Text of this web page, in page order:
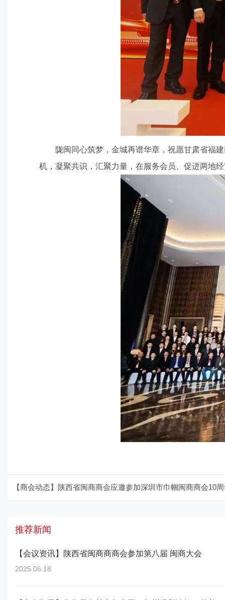
陇闽同心筑梦，金城再谱华章，祝愿甘肃省福
机，凝聚共识，汇聚力量，在服务会员、促进两地
推荐新闻
【会议资讯】陕西省闽商商商会参加第八届 闽商大会
2025.06.18